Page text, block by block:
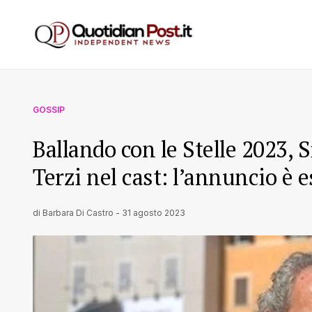
GOSSIP
Ballando con le Stelle 2023,
Terzi nel cast: l’annuncio è
di Barbara Di Castro - 31 agosto 2023